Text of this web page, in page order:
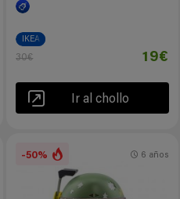
IKEA
30€ 19€
Ir al chollo
-50% 6 años